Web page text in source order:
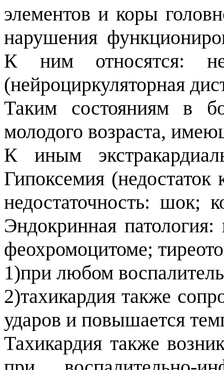
элементов и коры
нарушения
К ним относятся:
(нейроциркуляторная
Таким состояниям в
молодого возраста,
К иным
Гипоксемия (недостаток
недостаточность: шок;
Эндокринная
феохромоцитоме;
1)при любом
2)тахикардия также
ударов и повышается
Тахикардия также